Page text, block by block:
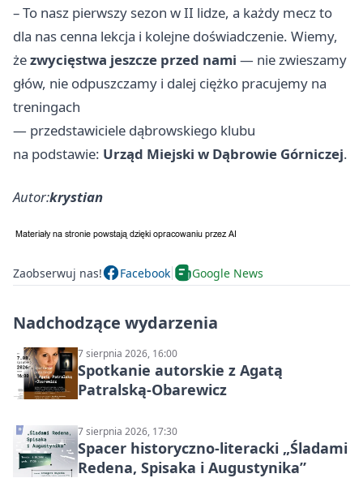
– To nasz pierwszy sezon w II lidze, a każdy mecz to
dla nas cenna lekcja i kolejne doświadczenie. Wiemy,
żezwycięstwa jeszcze przed nami — nie zwieszamy
głów, nie odpuszczamy i dalej ciężko pracujemy na
treningach
— przedstawiciele dąbrowskiego klubu
na podstawie: Urząd Miejski w Dąbrowie Górniczej.
Autor:krystian
Zaobserwuj nas! Facebook Google News
Nadchodzące wydarzenia
7 sierpnia 2026, 16:00
Spotkanie autorskie z Agatą
Patralską-Obarewicz
7 sierpnia 2026, 17:30
Spacer historyczno-literacki „Śladami
Redena, Spisaka i Augustynika”